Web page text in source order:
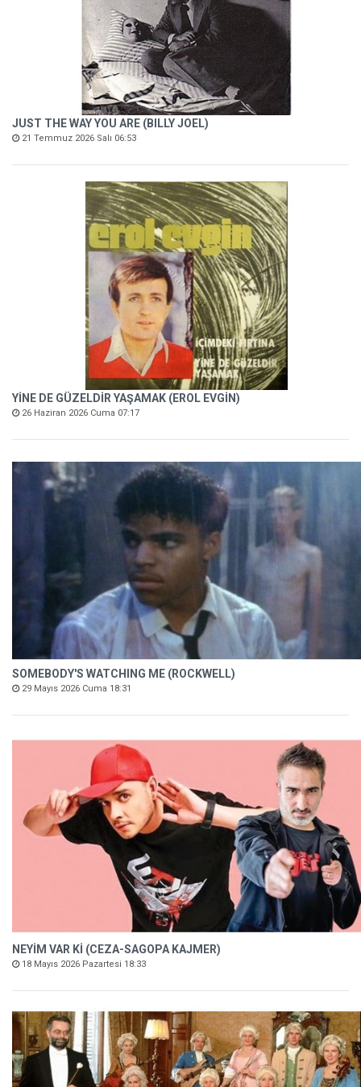
JUST THE WAY YOU ARE (BILLY JOEL)
21 Temmuz 2026 Salı 06:53
YİNE DE GÜZELDİR YAŞAMAK (EROL EVGİN)
26 Haziran 2026 Cuma 07:17
SOMEBODY'S WATCHING ME (ROCKWELL)
29 Mayıs 2026 Cuma 18:31
NEYİM VAR Kİ (CEZA-SAGOPA KAJMER)
18 Mayıs 2026 Pazartesi 18:33